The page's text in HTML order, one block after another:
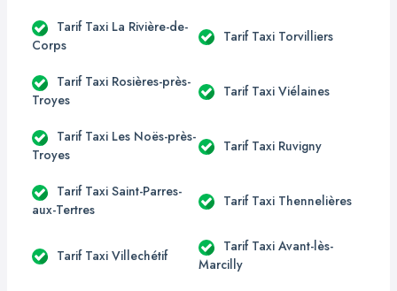
Tarif Taxi La Rivière-de-
Corps
Tarif Taxi Torvilliers
Tarif Taxi Rosières-près-
Troyes
Tarif Taxi Viélaines
Tarif Taxi Les Noës-près-
Troyes
Tarif Taxi Ruvigny
Tarif Taxi Saint-Parres-
aux-Tertres
Tarif Taxi Thennelières
Tarif Taxi Villechétif
Tarif Taxi Avant-lès-
Marcilly